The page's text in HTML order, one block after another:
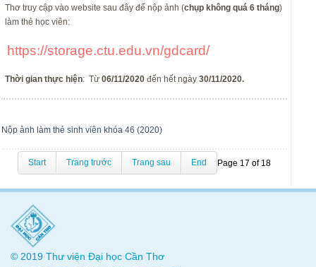
Thơ truy cập vào website sau đây để nộp ảnh (chụp không quá 6 tháng)
làm thẻ học viên:
https://storage.ctu.edu.vn/gdcard/
Thời gian thực hiện: Từ 06/11/2020 đến hết ngày 30/11/2020.
Nộp ảnh làm thẻ sinh viên khóa 46 (2020)
Page 17 of 18
Start Trang trước Trang sau End
© 2019 Thư viện Đại học Cần Thơ